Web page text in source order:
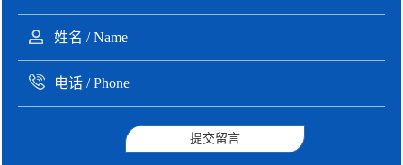
提交留言